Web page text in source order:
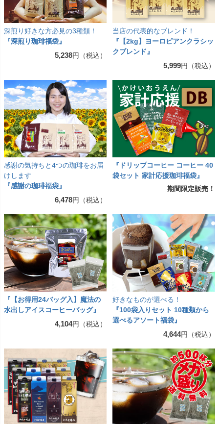
深煎り好きな方必見の3種類！
『深煎り珈琲福袋』
5,238円（税込）
当店の代表的なブレンド！
『【2kg】ヨーロピアンクラシッ
クブレンド』
5,999円（税込）
感謝の気持ちと4つの珈琲をお届
けします
『感謝の珈琲福袋』
6,478円（税込）
『ドリップコーヒー コーヒー 40
袋セット 家計応援珈琲福袋』
期間限定販売！
『【お得用24バッグ入】魔法の
水出しアイスコーヒーバッグ』
4,104円（税込）
好きなものが選べる！
『100袋入りセット 10種類から
選べるアソート福袋』
4,644円（税込）